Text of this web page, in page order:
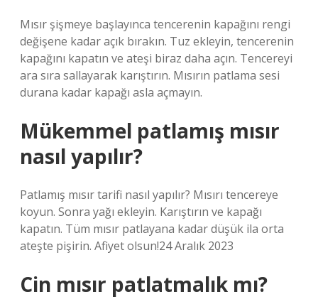
Mısır şişmeye başlayınca tencerenin kapağını rengi
değişene kadar açık bırakın. Tuz ekleyin, tencerenin
kapağını kapatın ve ateşi biraz daha açın. Tencereyi
ara sıra sallayarak karıştırın. Mısırın patlama sesi
durana kadar kapağı asla açmayın.
Mükemmel patlamış mısır
nasıl yapılır?
Patlamış mısır tarifi nasıl yapılır? Mısırı tencereye
koyun. Sonra yağı ekleyin. Karıştırın ve kapağı
kapatın. Tüm mısır patlayana kadar düşük ila orta
ateşte pişirin. Afiyet olsun!24 Aralık 2023
Cin mısır patlatmalık mı?